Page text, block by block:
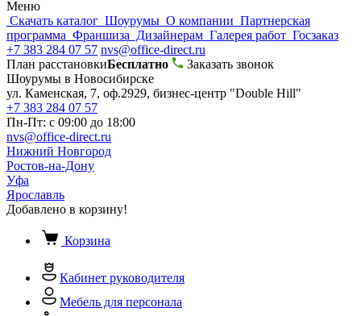
Меню
Скачать каталог Шоурумы О компании Партнерская
программа Франшиза Дизайнерам Галерея работ Госзаказ
+7 383 284 07 57 nvs@office-direct.ru
План расстановкиБесплатно
Заказать звонок
Шоурумы в Новосибирске
ул. Каменская, 7, оф.2929, бизнес-центр "Double Hill"
+7 383 284 07 57
Пн-Пт: с 09:00 до 18:00
nvs@office-direct.ru
Нижний Новгород
Ростов-на-Дону
Уфа
Ярославль
Добавлено в корзину!
Корзина
Кабинет руководителя
Мебель для персонала